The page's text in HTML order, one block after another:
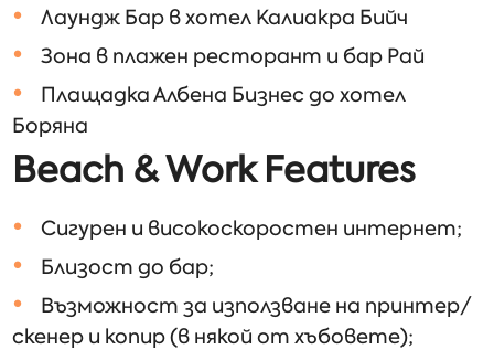
Лаундж Бар в хотел Калиакра Бийч
Зона в плажен ресторант и бар Рай
Плащадка Албена Бизнес до хотел
Боряна
Beach & Work Features
Сигурен и високоскоростен интернет;
Близост до бар;
Възможност за използване на принтер/
скенер и копир (в някой от хъбовете);